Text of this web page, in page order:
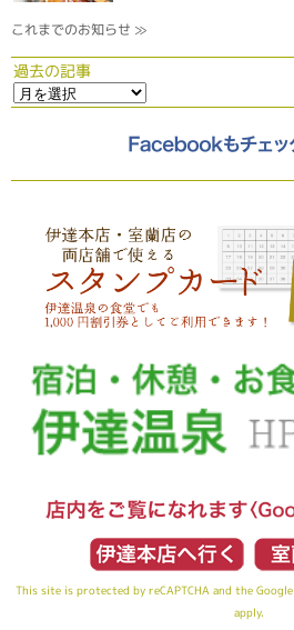
これまでのお知らせ ≫
過去の記事
This site is protected by reCAPTCHA and the Google
apply.